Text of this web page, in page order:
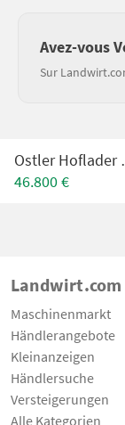
Avez-vous
Sur
46.800 €
Landwirt.com
Maschinenmarkt
Händlerangebote
Kleinanzeigen
Händlersuche
Versteigerungen
Alle Kategorien